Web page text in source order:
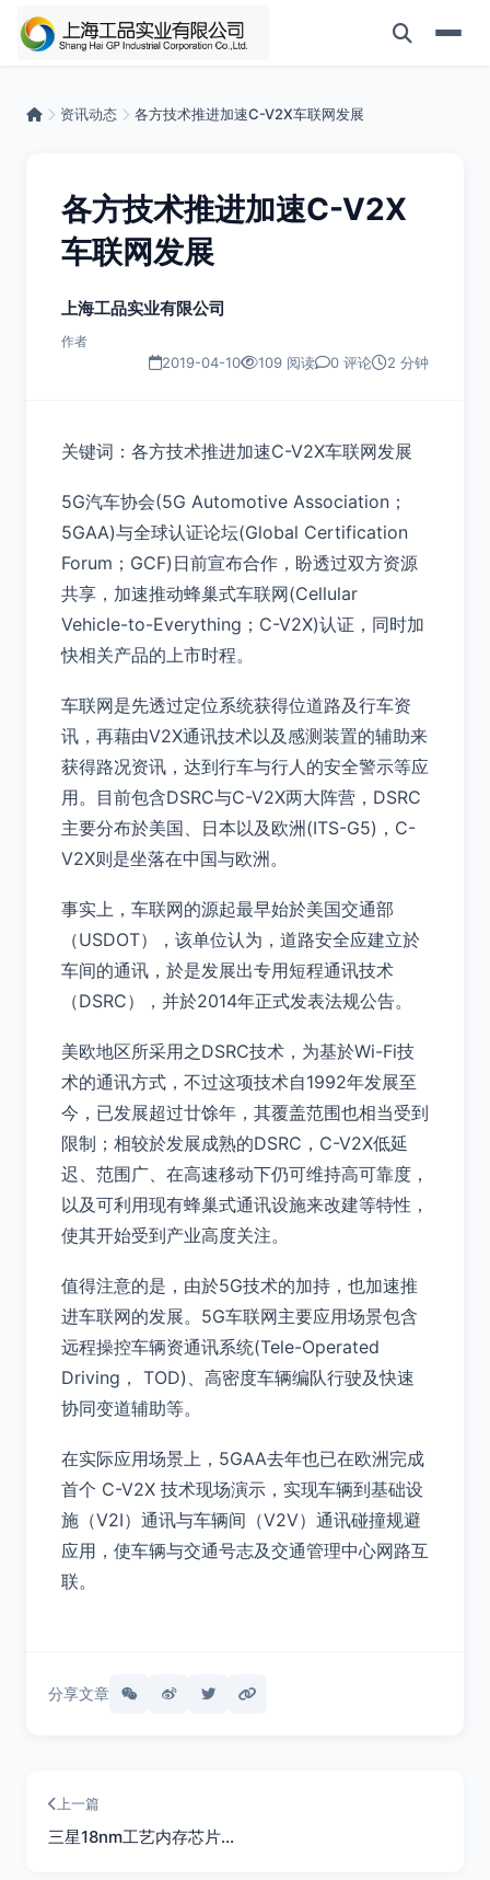
资讯动态 各方技术推进加速C-V2X车联网发展
各方技术推进加速C-V2X
车联网发展
上海工品实业有限公司
作者
2019-04-10 109 阅读 0 评论 2 分钟
关键词：各方技术推进加速C-V2X车联网发展
5G汽车协会(5G Automotive Association；
5GAA)与全球认证论坛(Global Certification
Forum；GCF)日前宣布合作，盼透过双方资源
共享，加速推动蜂巢式车联网(Cellular
Vehicle-to-Everything；C-V2X)认证，同时加
快相关产品的上市时程。
车联网是先透过定位系统获得位道路及行车资
讯，再藉由V2X通讯技术以及感测装置的辅助来
获得路况资讯，达到行车与行人的安全警示等应
用。目前包含DSRC与C-V2X两大阵营，DSRC
主要分布於美国、日本以及欧洲(ITS-G5)，C-
V2X则是坐落在中国与欧洲。
事实上，车联网的源起最早始於美国交通部
（USDOT），该单位认为，道路安全应建立於
车间的通讯，於是发展出专用短程通讯技术
（DSRC），并於2014年正式发表法规公告。
美欧地区所采用之DSRC技术，为基於Wi-Fi技
术的通讯方式，不过这项技术自1992年发展至
今，已发展超过廿馀年，其覆盖范围也相当受到
限制；相较於发展成熟的DSRC，C-V2X低延
迟、范围广、在高速移动下仍可维持高可靠度，
以及可利用现有蜂巢式通讯设施来改建等特性，
使其开始受到产业高度关注。
值得注意的是，由於5G技术的加持，也加速推
进车联网的发展。5G车联网主要应用场景包含
远程操控车辆资通讯系统(Tele-Operated
Driving， TOD)、高密度车辆编队行驶及快速
协同变道辅助等。
在实际应用场景上，5GAA去年也已在欧洲完成
首个 C-V2X 技术现场演示，实现车辆到基础设
施（V2I）通讯与车辆间（V2V）通讯碰撞规避
应用，使车辆与交通号志及交通管理中心网路互
联。
分享文章
上一篇
三星18nm工艺内存芯片…